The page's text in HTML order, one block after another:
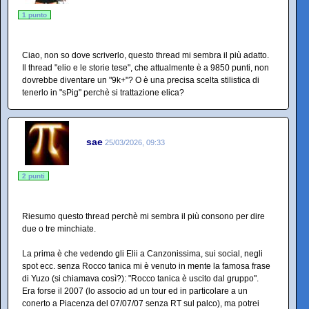
1 punto
Ciao, non so dove scriverlo, questo thread mi sembra il più adatto.
Il thread "elio e le storie tese", che attualmente è a 9850 punti, non
dovrebbe diventare un "9k+"? O è una precisa scelta stilistica di
tenerlo in "sPig" perchè si trattazione elica?
sae 25/03/2026, 09:33
2 punti
Riesumo questo thread perchè mi sembra il più consono per dire
due o tre minchiate.
La prima è che vedendo gli Elii a Canzonissima, sui social, negli
spot ecc. senza Rocco tanica mi è venuto in mente la famosa frase
di Yuzo (si chiamava così?): "Rocco tanica è uscito dal gruppo".
Era forse il 2007 (lo associo ad un tour ed in particolare a un
conerto a Piacenza del 07/07/07 senza RT sul palco), ma potrei